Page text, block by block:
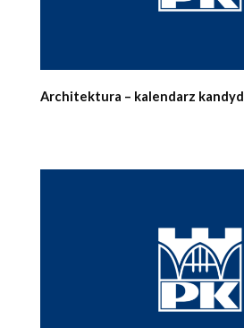
Architektura – kalendarz